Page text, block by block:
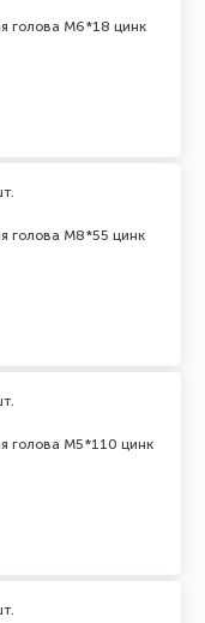
голова М6*18 цинк
голова М8*55 цинк
голова М5*110 цинк